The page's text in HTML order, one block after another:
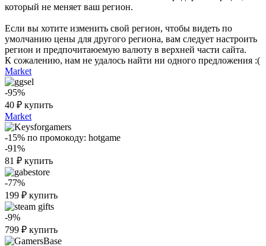
который не меняет ваш регион.
Если вы хотите изменить свой регион, чтобы видеть по
умолчанию цены для другого региона, вам следует настроить
регион и предпочитаюемую валюту в верхней части сайта.
К сожалению, нам не удалось найти ни одного предложения :(
Market
-95%
40 ₽ купить
Market
-15% по промокоду: hotgame
-91%
81 ₽ купить
-77%
199 ₽ купить
-9%
799 ₽ купить